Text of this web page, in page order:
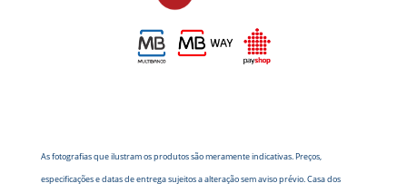
As fotografias que ilustram os produtos são meramente indicativas. Preços,
especificações e datas de entrega sujeitos a alteração sem aviso prévio. Casa dos